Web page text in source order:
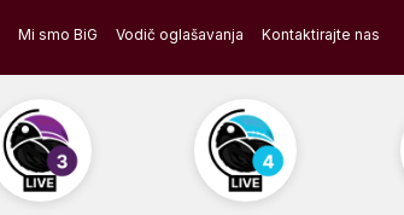
Mi smo BiG Vodič oglašavanja Kontaktirajte nas